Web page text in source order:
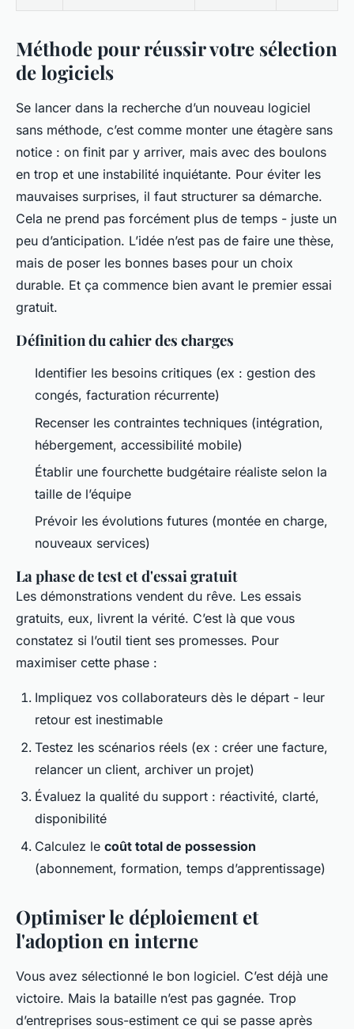
Méthode pour réussir votre sélection
de logiciels
Se lancer dans la recherche d’un nouveau logiciel
sans méthode, c’est comme monter une étagère sans
notice : on finit par y arriver, mais avec des boulons
en trop et une instabilité inquiétante. Pour éviter les
mauvaises surprises, il faut structurer sa démarche.
Cela ne prend pas forcément plus de temps - juste un
peu d’anticipation. L’idée n’est pas de faire une thèse,
mais de poser les bonnes bases pour un choix
durable. Et ça commence bien avant le premier essai
gratuit.
Définition du cahier des charges
Identifier les besoins critiques (ex : gestion des
congés, facturation récurrente)
Recenser les contraintes techniques (intégration,
hébergement, accessibilité mobile)
Établir une fourchette budgétaire réaliste selon la
taille de l’équipe
Prévoir les évolutions futures (montée en charge,
nouveaux services)
La phase de test et d'essai gratuit
Les démonstrations vendent du rêve. Les essais
gratuits, eux, livrent la vérité. C’est là que vous
constatez si l’outil tient ses promesses. Pour
maximiser cette phase :
Impliquez vos collaborateurs dès le départ - leur
retour est inestimable
Testez les scénarios réels (ex : créer une facture,
relancer un client, archiver un projet)
Évaluez la qualité du support : réactivité, clarté,
disponibilité
Calculez le coût total de possession
(abonnement, formation, temps d’apprentissage)
Optimiser le déploiement et
l'adoption en interne
Vous avez sélectionné le bon logiciel. C’est déjà une
victoire. Mais la bataille n’est pas gagnée. Trop
d’entreprises sous-estiment ce qui se passe après